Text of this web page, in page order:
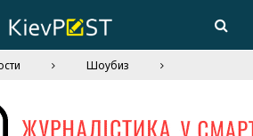
Шоубиз